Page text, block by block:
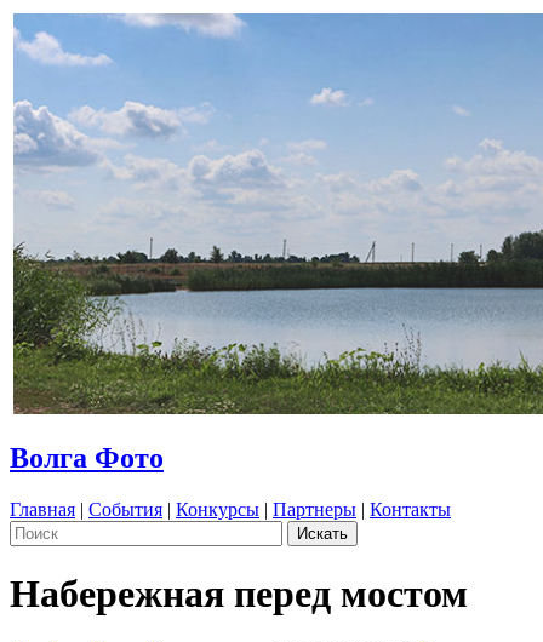
Волга Фото
Главная | События | Конкурсы | Партнеры | Контакты
Набережная перед мостом